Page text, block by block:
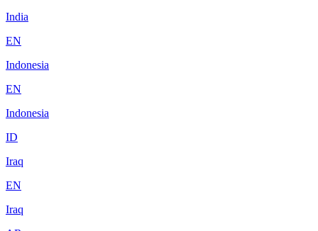
India
EN
Indonesia
EN
Indonesia
ID
Iraq
EN
Iraq